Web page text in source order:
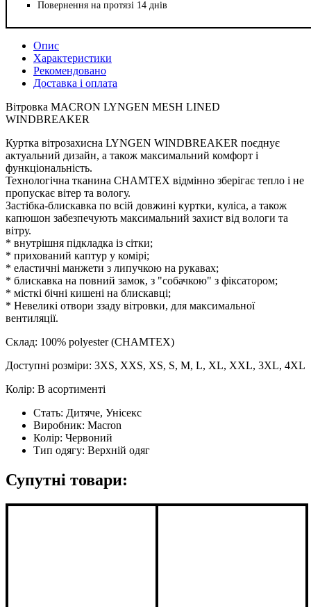
Повернення на протязі 14 днів
Опис
Характеристики
Рекомендовано
Доставка і оплата
Вітровка MACRON LYNGEN MESH LINED
WINDBREAKER
Куртка вітрозахисна LYNGEN WINDBREAKER поєднує
актуальний дизайн, а також максимальний комфорт і
функціональність.
Технологічна тканина CHAMTEX відмінно зберігає тепло і не
пропускає вітер та вологу.
Застібка-блискавка по всій довжині куртки, куліса, а також
капюшон забезпечують максимальний захист від вологи та
вітру.
* внутрішня підкладка із сітки;
* прихований каптур у комірі;
* еластичні манжети з липучкою на рукавах;
* блискавка на повний замок, з "собачкою" з фіксатором;
* місткі бічні кишені на блискавці;
* Невеликі отвори ззаду вітровки, для максимальної
вентиляції.
Склад: 100% polyester (CHAMTEX)
Доступні розміри: 3XS, XXS, XS, S, M, L, XL, XXL, 3XL, 4XL
Колір: В асортименті
Стать: Дитяче, Унісекс
Виробник: Macron
Колір: Червоний
Тип одягу: Верхній одяг
Супутні товари: